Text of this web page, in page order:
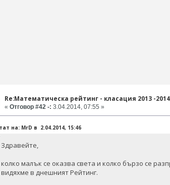
Re:Математическа рейтинг - класация 2013 -
« Отговор #42 -: 3.04.2014, 07:55 »
на: MrD в 2.04.2014, 15:46
Здравейте,
колко малък се оказва света и колко бързо се
видяхме в днешният Рейтинг.